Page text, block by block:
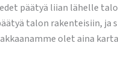
päätyä liian lähelle
talon rakenteisiin, ja
olet aina